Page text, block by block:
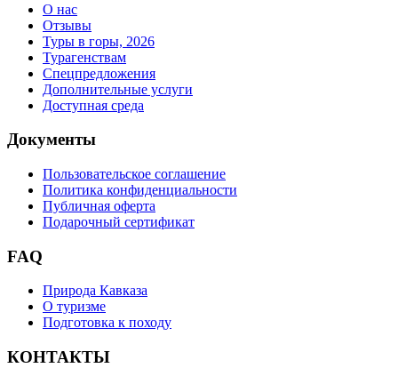
О нас
Отзывы
Туры в горы, 2026
Турагенствам
Спецпредложения
Дополнительные услуги
Доступная среда
Документы
Пользовательское соглашение
Политика конфиденциальности
Публичная оферта
Подарочный сертификат
FAQ
Природа Кавказа
О туризме
Подготовка к походу
КОНТАКТЫ